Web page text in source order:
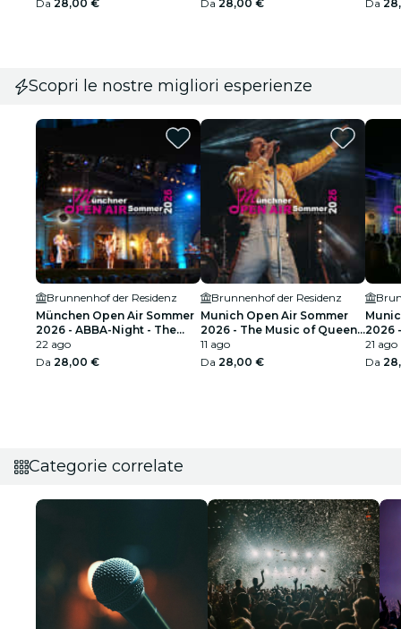
Da 28,00 €
Da 28,00 €
Da
Scopri le nostre migliori esperienze
Brunnenhof der Residenz
München Open Air Sommer
2026 - ABBA-Night - The
Tribute Concert
22 ago
Da 28,00 €
Brunnenhof der Residenz
Munich Open Air Sommer
2026 - The Music of Queen
Live
11 ago
Da 28,00 €
2026
da
21 ago
Da
Categorie correlate